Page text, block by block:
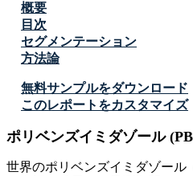
概要
目次
セグメンテーション
方法論
無料サンプルをダウンロード
このレポートをカスタマイズ
ポリベンズイミダゾール
世界のポリベンズイミダゾール